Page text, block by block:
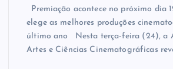
Premiação acontece no próximo dia
elege as melhores produções
último ano Nesta terça-feira (24), a
Artes e Ciências Cinematográficas